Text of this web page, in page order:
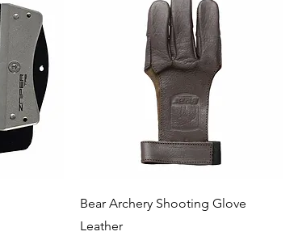
Bear Archery Shooting Glove
Leather